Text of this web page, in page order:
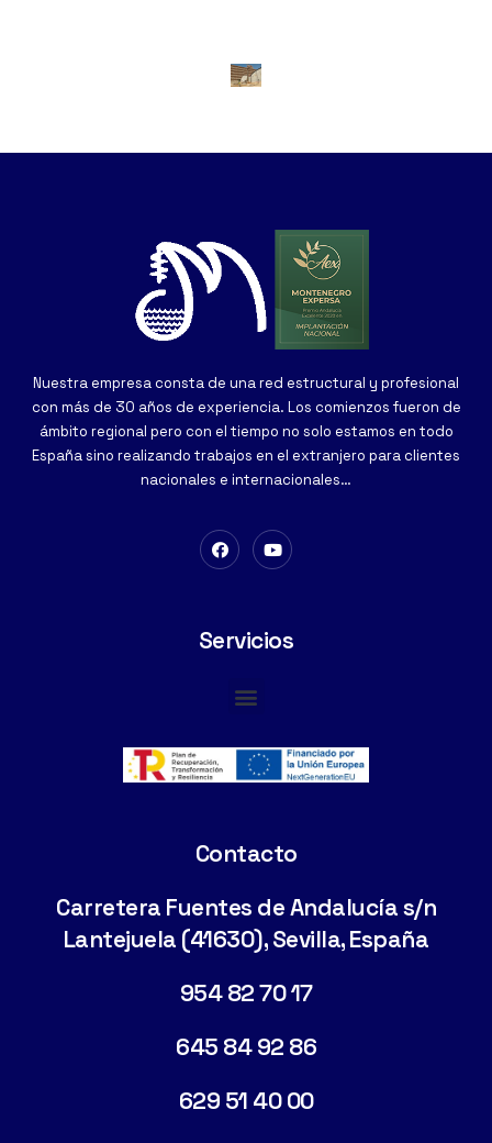
Nuestra empresa consta de una red estructural y profesional
con más de 30 años de experiencia. Los comienzos fueron de
ámbito regional pero con el tiempo no solo estamos en todo
España sino realizando trabajos en el extranjero para clientes
nacionales e internacionales…
Servicios
Contacto
Carretera Fuentes de Andalucía s/n
Lantejuela (41630), Sevilla, España
954 82 70 17
645 84 92 86
629 51 40 00